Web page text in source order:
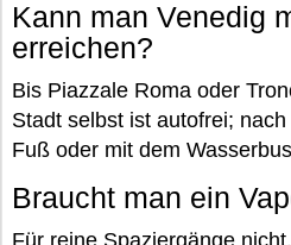
Kann man Venedig
erreichen?
Bis Piazzale Roma oder
Stadt selbst ist autofrei;
Fuß oder mit dem
Braucht man ein